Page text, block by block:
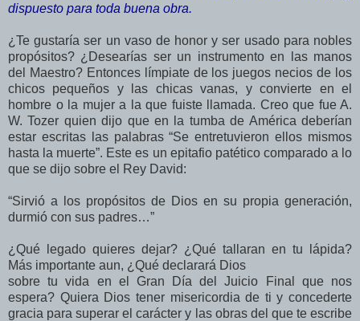
dispuesto para toda buena obra.
¿Te gustaría ser un vaso de honor y ser usado para nobles
propósitos? ¿Desearías ser un instrumento en las manos
del Maestro? Entonces límpiate de los juegos necios de los
chicos pequeños y las chicas vanas, y convierte en el
hombre o la mujer a la que fuiste llamada. Creo que fue A.
W. Tozer quien dijo que en la tumba de América deberían
estar escritas las palabras “Se entretuvieron ellos mismos
hasta la muerte”. Este es un epitafio patético comparado a lo
que se dijo sobre el Rey David:
“Sirvió a los propósitos de Dios en su propia generación,
durmió con sus padres…”
¿Qué legado quieres dejar? ¿Qué tallaran en tu lápida?
Más importante aun, ¿Qué declarará Dios
sobre tu vida en el Gran Día del Juicio Final que nos
espera? Quiera Dios tener misericordia de ti y concederte
gracia para superar el carácter y las obras del que te escribe